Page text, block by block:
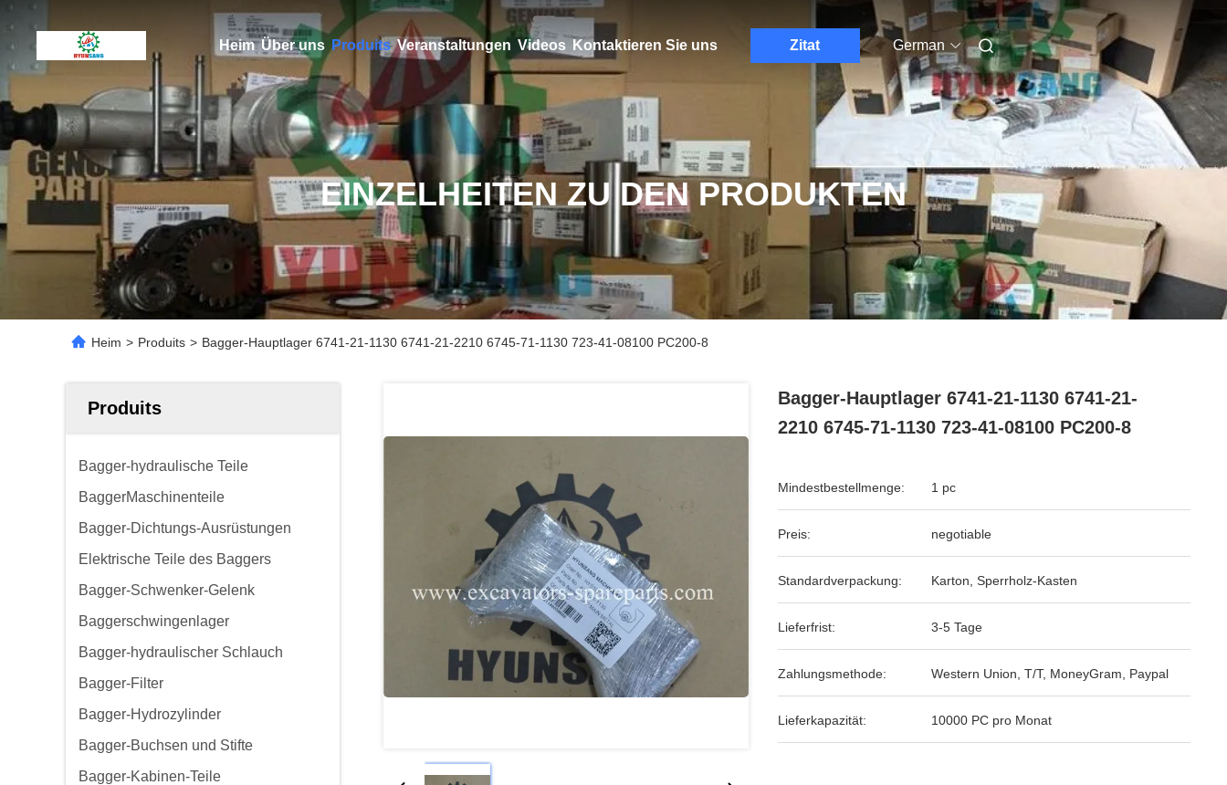
Heim Über uns Produits Veranstaltungen Videos Kontaktieren Sie uns Zitat German
EINZELHEITEN ZU DEN PRODUKTEN
Heim > Produits > Bagger-Hauptlager 6741-21-1130 6741-21-2210 6745-71-1130 723-41-08100 PC200-8
Produits
Bagger-hydraulische Teile
BaggerMaschinenteile
Bagger-Dichtungs-Ausrüstungen
Elektrische Teile des Baggers
Bagger-Schwenker-Gelenk
Baggerschwingenlager
Bagger-hydraulischer Schlauch
Bagger-Filter
Bagger-Hydrozylinder
Bagger-Buchsen und Stifte
Bagger-Kabinen-Teile
Bagger-Hauptlager 6741-21-1130 6741-21-
2210 6745-71-1130 723-41-08100 PC200-8
Mindestbestellmenge: 1 pc
Preis: negotiable
Standardverpackung: Karton, Sperrholz-Kasten
Lieferfrist: 3-5 Tage
Zahlungsmethode: Western Union, T/T, MoneyGram, Paypal
Lieferkapazität: 10000 PC pro Monat